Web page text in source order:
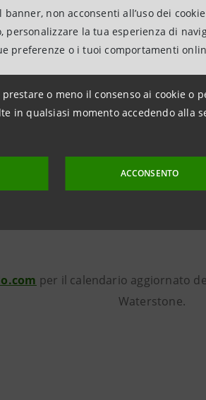
non acconsenti all’uso dei
personalizzare la tua esperienza di
preferenze o i tuoi comportamenti
o meno il consenso ai cookie o
in qualsiasi momento accedendo alla
ACCONSENTO
in 78 Paesi di tutti i
è numero uno in Italia per
e, soltanto negli ultimi tre
è essenziale allo
anche una cura assidua dei
“vivono in simbiosi con le
nostra fama”. Alta poi è in
sostenibile.
per il calendario aggiornato
Waterstone.